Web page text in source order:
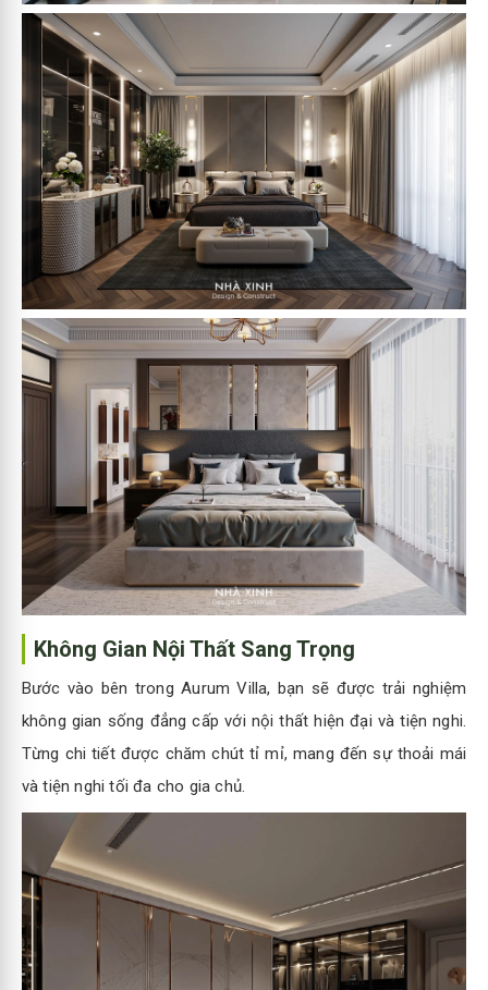
Không Gian Nội Thất Sang Trọng
Bước vào bên trong Aurum Villa, bạn sẽ được trải nghiệm
không gian sống đẳng cấp với nội thất hiện đại và tiện nghi.
Từng chi tiết được chăm chút tỉ mỉ, mang đến sự thoải mái
và tiện nghi tối đa cho gia chủ.